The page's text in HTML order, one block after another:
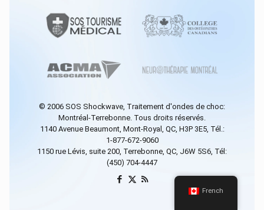
© 2006 SOS Shockwave, Traitement d'ondes de choc:
Montréal-Terrebonne. Tous droits réservés.
1140 Avenue Beaumont, Mont-Royal, QC, H3P 3E5, Tél.:
1-877-672-9060
1150 rue Lévis, suite 200, Terrebonne, QC, J6W 5S6, Tél:
(450) 704-4447
French